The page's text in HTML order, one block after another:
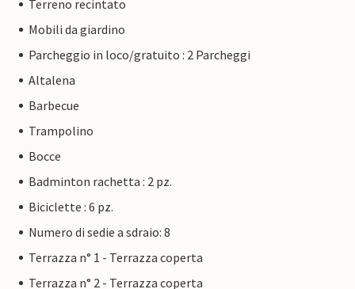
Terreno recintato
Mobili da giardino
Parcheggio in loco/gratuito : 2 Parcheggi
Altalena
Barbecue
Trampolino
Bocce
Badminton rachetta : 2 pz.
Biciclette : 6 pz.
Numero di sedie a sdraio: 8
Terrazza n° 1 - Terrazza coperta
Terrazza n° 2 - Terrazza coperta